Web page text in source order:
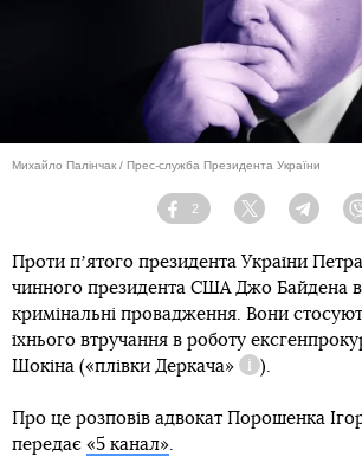
Михайло Палінчак / Прес-служба Президента України
Facebook
2
Twitter
Проти пʼятого президента України
чинного президента США Джо Байдена
кримінальні провадження. Вони
їхнього втручання в роботу
Шокіна («плівки Деркача»
Довідка
).
Про це розповів адвокат Порошенка
передає «5 канал»